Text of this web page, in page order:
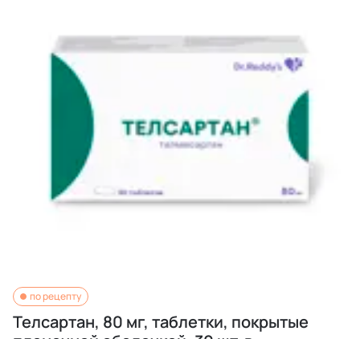
по рецепту
Телсартан, 80 мг, таблетки, покрытые